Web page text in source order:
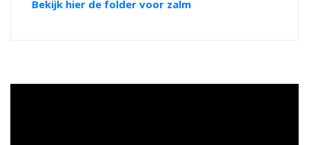
Bekijk hier de folder voor zalm